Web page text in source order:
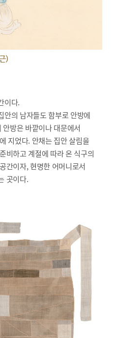
)
이다.
안의 남자들도 함부로 안방에
방은 바깥이나 대문에서
지었다. 안채는 집안 살림을
비하고 계절에 따라 온 식구의
간이자, 현명한 어머니로서
곳이다.